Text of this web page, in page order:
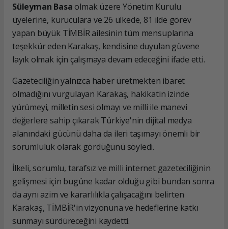
Süleyman Basaolmak üzere Yönetim Kurulu
üyelerine, kuruculara ve 26 ülkede, 81 ilde görev
yapan büyük TİMBİR ailesinin tüm mensuplarına
teşekkür eden Karakaş, kendisine duyulan güvene
layık olmak için çalışmaya devam edeceğini ifade etti.
Gazeteciliğin yalnızca haber üretmekten ibaret
olmadığını vurgulayan Karakaş, hakikatin izinde
yürümeyi, milletin sesi olmayı ve milli ile manevi
değerlere sahip çıkarak Türkiye'nin dijital medya
alanındaki gücünü daha da ileri taşımayı önemli bir
sorumluluk olarak gördüğünü söyledi.
İlkeli, sorumlu, tarafsız ve milli internet gazeteciliğinin
gelişmesi için bugüne kadar olduğu gibi bundan sonra
da aynı azim ve kararlılıkla çalışacağını belirten
Karakaş, TİMBİR'in vizyonuna ve hedeflerine katkı
sunmayı sürdüreceğini kaydetti.